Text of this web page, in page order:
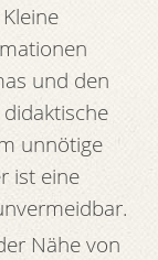
und den
unnötige
ist eine
Nähe von